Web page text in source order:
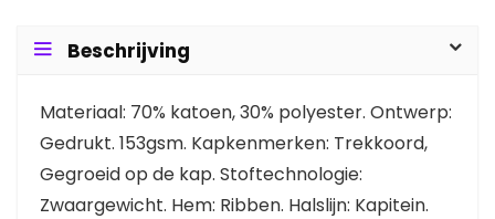
Beschrijving
Materiaal: 70% katoen, 30% polyester. Ontwerp:
Gedrukt. 153gsm. Kapkenmerken: Trekkoord,
Gegroeid op de kap. Stoftechnologie:
Zwaargewicht. Hem: Ribben. Halslijn: Kapitein.